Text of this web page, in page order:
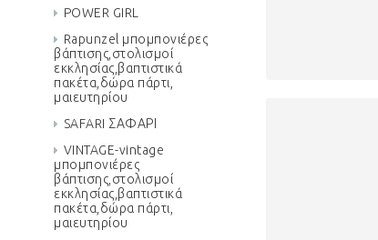
POWER GIRL
Rapunzel μπομπονιέρες
βάπτισης,στολισμοί
εκκλησίας,βαπτιστικά
πακέτα,δώρα πάρτι,
μαιευτηρίου
SAFARI ΣΑΦΑΡΙ
VINTAGE-vintage
μπομπονιέρες
βάπτισης,στολισμοί
εκκλησίας,βαπτιστικά
πακέτα,δώρα πάρτι,
μαιευτηρίου